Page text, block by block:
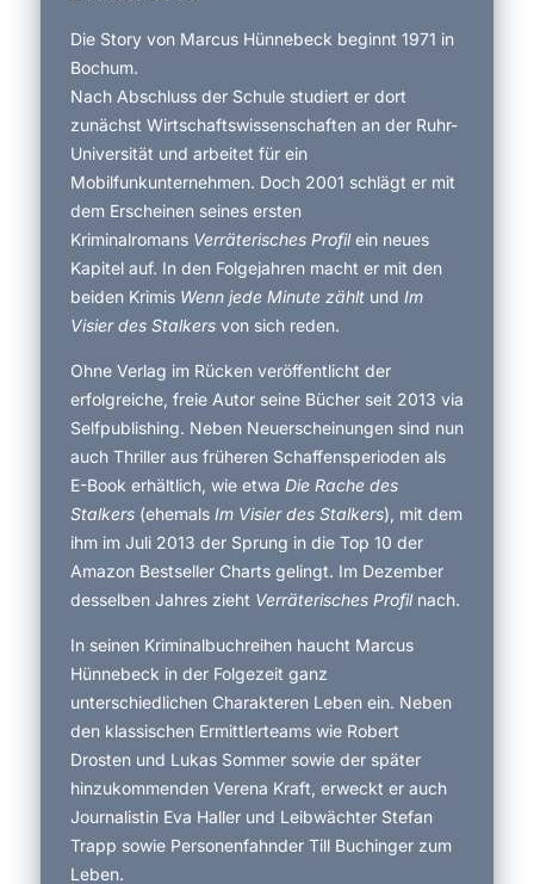
Die Story von Marcus Hünnebeck beginnt 1971 in
Bochum.
Nach Abschluss der Schule studiert er dort
zunächst Wirtschafts­wissenschaften an der Ruhr-
Universität und arbeitet für ein
Mobilfunkunternehmen. Doch 2001 schlägt er mit
dem Erscheinen seines ersten
Kriminalromans Verräterisches Profilein neues
Kapitel auf. In den Folgejahren macht er mit den
beiden Krimis Wenn jede Minute zähltund Im
Visier des Stalkersvon sich reden.
Ohne Verlag im Rücken veröffentlicht der
erfolgreiche, freie Autor seine Bücher seit 2013 via
Selfpublishing. Neben Neuerscheinungen sind nun
auch Thriller aus früheren Schaffensperioden als
E-Book erhältlich, wie etwa Die Rache des
Stalkers(ehemals Im Visier des Stalkers), mit dem
ihm im Juli 2013 der Sprung in die Top 10 der
Amazon Bestseller Charts gelingt. Im Dezember
desselben Jahres zieht Verräterisches Profilnach.
In seinen Kriminalbuchreihen haucht Marcus
Hünnebeck in der Folgezeit ganz
unterschiedlichen Charakteren Leben ein. Neben
den klassischen Ermittlerteams wie Robert
Drosten und Lukas Sommer sowie der später
hinzukommenden Verena Kraft, erweckt er auch
Journalistin Eva Haller und Leibwächter Stefan
Trapp sowie Personenfahnder Till Buchinger zum
Leben.